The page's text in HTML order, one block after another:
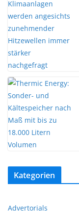
Kategorien
Advertorials